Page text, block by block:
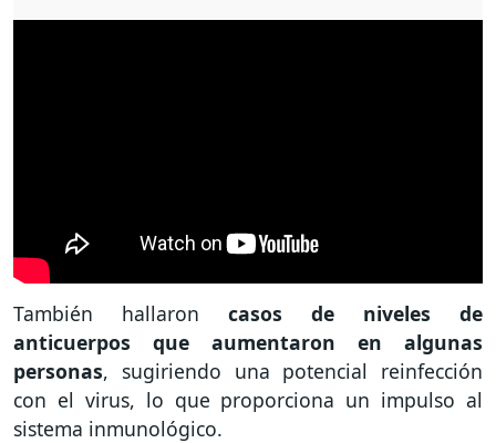
También hallaron casos de niveles de
anticuerpos que aumentaron en algunas
personas, sugiriendo una potencial reinfección
con el virus, lo que proporciona un impulso al
sistema inmunológico.